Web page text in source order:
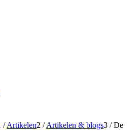
/ Artikelen2 / Artikelen & blogs3 / De